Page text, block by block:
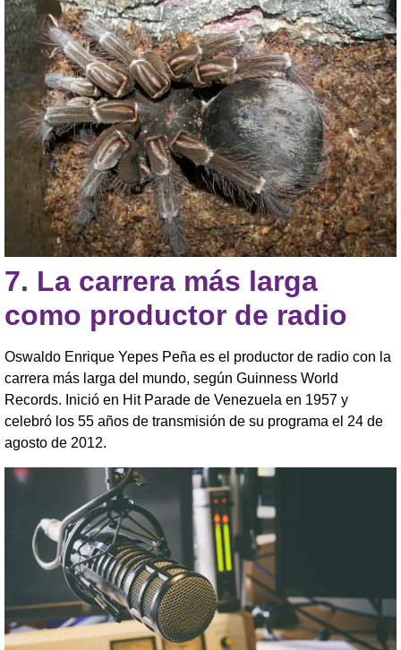
7. La carrera más larga
como productor de radio
Oswaldo Enrique Yepes Peña es el productor de radio con la
carrera más larga del mundo, según Guinness World
Records. Inició en Hit Parade de Venezuela en 1957 y
celebró los 55 años de transmisión de su programa el 24 de
agosto de 2012.